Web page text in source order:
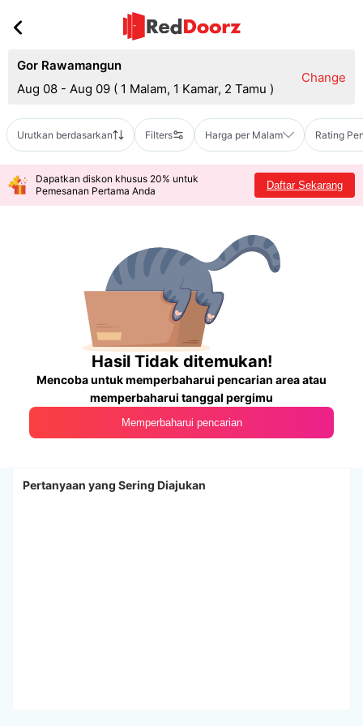
Gor Rawamangun
Aug 08 - Aug 09 ( 1 Malam, 1 Kamar, 2 Tamu )
Change
Urutkan berdasarkan Filters Harga per Malam Rating
Dapatkan diskon khusus 20% untuk
Pemesanan Pertama Anda
Daftar Sekarang
Hasil Tidak ditemukan!
Mencoba untuk memperbaharui pencarian area atau
memperbaharui tanggal pergimu
Memperbaharui pencarian
Pertanyaan yang Sering Diajukan